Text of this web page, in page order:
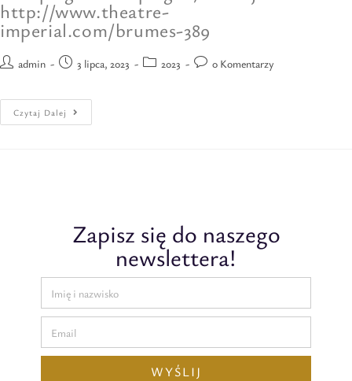
http://www.theatre-
imperial.com/brumes-389
admin 3 lipca, 2023 2023 0 Komentarzy
Czytaj Dalej
Zapisz się do naszego
newslettera!
WYŚLIJ